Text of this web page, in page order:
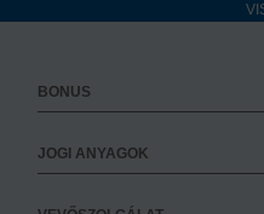
BONUS
JOGI ANYAGOK